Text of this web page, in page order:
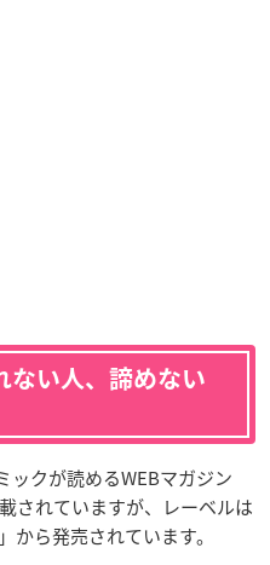
ない人、諦めない
ックが読めるWEBマガジン
されていますが、レーベルは
から発売されています。